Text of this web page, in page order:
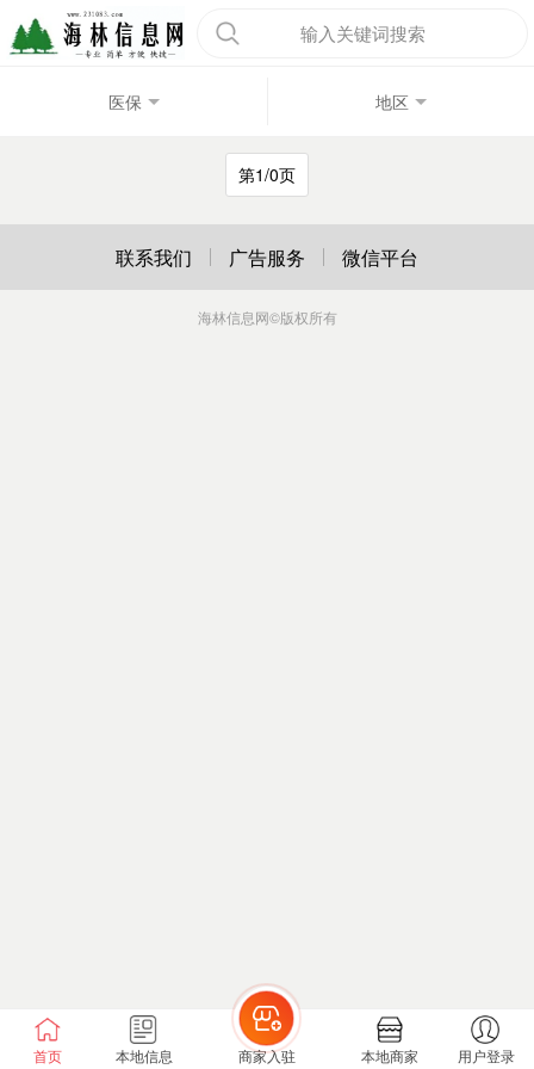
输入关键词搜索
医保 地区
第1/0页
首页 本地信息 商家入驻 本地商家 用户登录
联系我们 广告服务 微信平台
海林信息网©版权所有